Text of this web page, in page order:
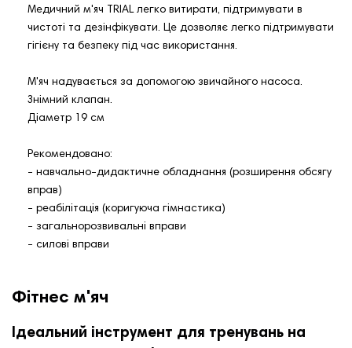
Медичний м'яч TRIAL легко витирати, підтримувати в
чистоті та дезінфікувати. Це дозволяє легко підтримувати
гігієну та безпеку під час використання.
М'яч надувається за допомогою звичайного насоса.
Знімний клапан.
Діаметр 19 см
Рекомендовано:
- навчально-дидактичне обладнання (розширення обсягу
вправ)
- реабілітація (коригуюча гімнастика)
- загальнорозвивальні вправи
- силові вправи
Фітнес м'яч
Ідеальний інструмент для тренувань на